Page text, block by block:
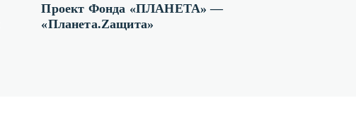
Проект Фонда «ПЛАНЕТА» —
«Планета.Zащита»